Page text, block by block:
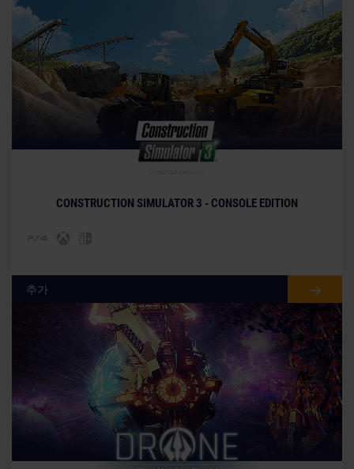
registered trademarks of astragon Entertainment
GmbH. weltenbauer., weltenbauer. Software
Entwicklung GmbH and its logos are trademarks or
registered trademarks of weltenbauer. Developed with
the kind support of Caterpillar, Liebherr, Bell, Palfinger,
ATLAS, Mack Trucks, MEILLER Kipper, Kenworth Truck
Company and STILL. The Mack Trademarks and
Bulldog Hood Ornament are registered rights of the AB
license. KENWORTH and KW & Design Trademarks
as well as corporate and product identity used herein,
are trademarks of Caterpillar and may not be used
without permission. www.cat.com /
www.caterpillar.com astragon Entertainment GmbH a
licensee of Caterpillar Inc. All other intellectual property
relating to the construction equipment, associated
brands and imagery (including trademarks and/or
copyrighted materials) featured in the game are
therefore the property of their respective companies.
© [Translate to Korean:]
CONSTRUCTION SIMULATOR 3 - CONSOLE EDITION
추가